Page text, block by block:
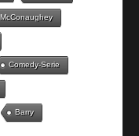
Comedy-Serie
Barry